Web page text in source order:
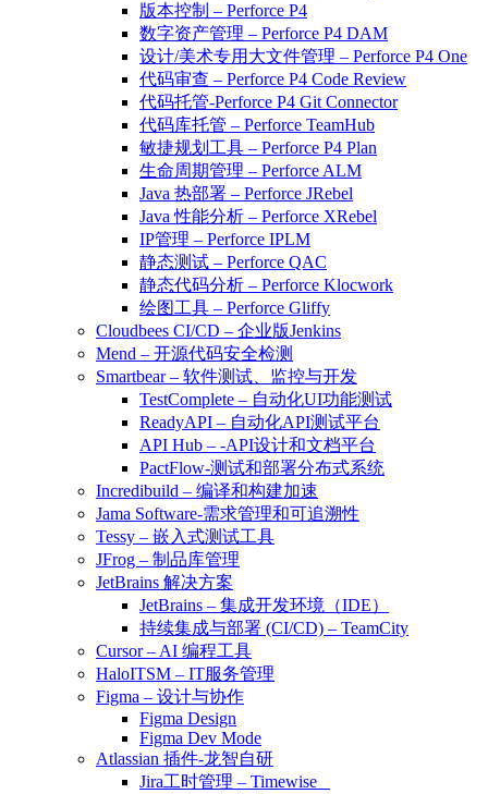
版本控制 – Perforce P4
数字资产管理 – Perforce P4 DAM
设计/美术专用大文件管理 – Perforce P4 One
代码审查 – Perforce P4 Code Review
代码托管-Perforce P4 Git Connector
代码库托管 – Perforce TeamHub
敏捷规划工具 – Perforce P4 Plan
生命周期管理 – Perforce ALM
Java 热部署 – Perforce JRebel
Java 性能分析 – Perforce XRebel
IP管理 – Perforce IPLM
静态测试 – Perforce QAC
静态代码分析 – Perforce Klocwork
绘图工具 – Perforce Gliffy
Cloudbees CI/CD – 企业版Jenkins
Mend – 开源代码安全检测
Smartbear – 软件测试、监控与开发
TestComplete – 自动化UI功能测试
ReadyAPI – 自动化API测试平台
API Hub – -API设计和文档平台
PactFlow-测试和部署分布式系统
Incredibuild – 编译和构建加速
Jama Software-需求管理和可追溯性
Tessy – 嵌入式测试工具
JFrog – 制品库管理
JetBrains 解决方案
JetBrains – 集成开发环境（IDE）
持续集成与部署 (CI/CD) – TeamCity
Cursor – AI 编程工具
HaloITSM – IT服务管理
Figma – 设计与协作
Figma Design
Figma Dev Mode
Atlassian 插件-龙智自研
Jira工时管理 – Timewise